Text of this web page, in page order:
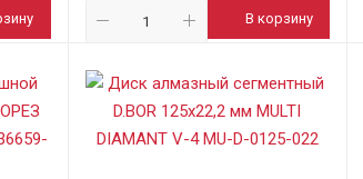
В корзину